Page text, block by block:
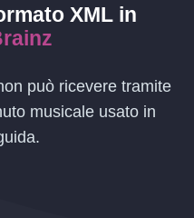
XMLin
può ricevere tramite
musicale usato in